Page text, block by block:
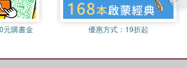
元購書金 優惠方式： 19折起